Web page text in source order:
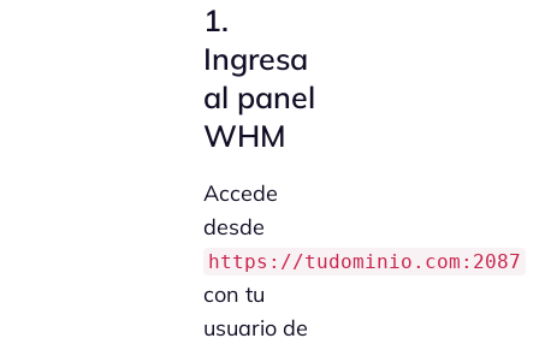
1.
Ingresa
al panel
WHM
Accede
desde
https://tudominio.com:2087
con tu
usuario de